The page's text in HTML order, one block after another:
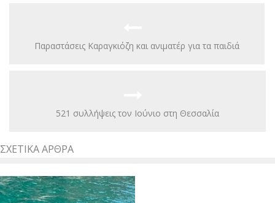
Παραστάσεις Καραγκιόζη και ανιματέρ για τα παιδιά
521 συλλήψεις τον Ιούνιο στη Θεσσαλία
ΣΧΕΤΙΚΆ ΆΡΘΡΑ